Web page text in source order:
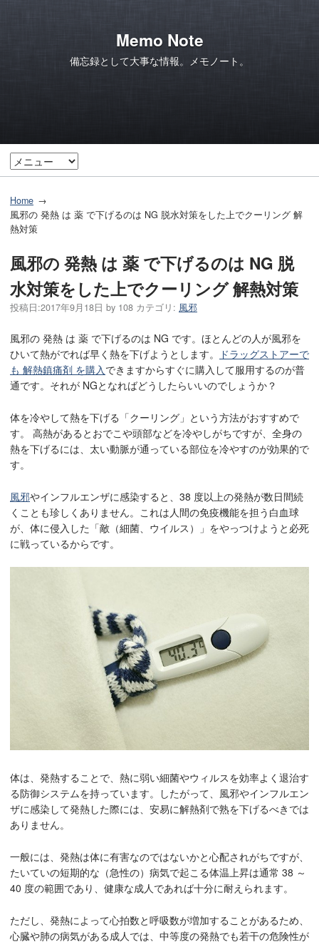
Memo Note
備忘録として大事な情報。メモノート。
Home
風邪の 発熱 は 薬 で下げるのは NG 脱水対策をした上でクーリング 解
熱対策
風邪の 発熱 は 薬 で下げるのは NG 脱
水対策をした上でクーリング 解熱対策
投稿日:2017年9月18日 by 108 カテゴリ: 風邪
風邪の 発熱 は 薬 で下げるのは NG です。ほとんどの人が風邪を
ひいて熱がでれば早く熱を下げようとします。
ドラッグストアーで
も 解熱鎮痛剤 を購入できますからすぐに購入して服用するのが普
通です。それが NGとなればどうしたらいいのでしょうか？
体を冷やして熱を下げる「クーリング」という方法がおすすめで
す。 高熱があるとおでこや頭部などを冷やしがちですが、全身の
熱を下げるには、太い動脈が通っている部位を冷やすのが効果的で
す。
風邪やインフルエンザに感染すると、38 度以上の発熱が数日間続
くことも珍しくありません。これは人間の免疫機能を担う白血球
が、体に侵入した「敵（細菌、ウイルス）」をやっつけようと必死
に戦っているからです。
体は、発熱することで、熱に弱い細菌やウィルスを効率よく退治す
る防御システムを持っています。したがって、風邪やインフルエン
ザに感染して発熱した際には、安易に解熱剤で熟を下げるべきでは
ありません。
一般には、発熱は体に有害なのではないかと心配されがちですが、
たいていの短期的な（急性の）病気で起こる体温上昇は通常 38 ～
40 度の範囲であり、健康な成人であれば十分に耐えられます。
ただし、発熱によって心拍数と呼吸数が増加することがあるため、
心臓や肺の病気がある成人では、中等度の発熱でも若干の危険性が